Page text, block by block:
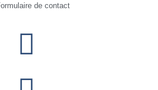
de contact